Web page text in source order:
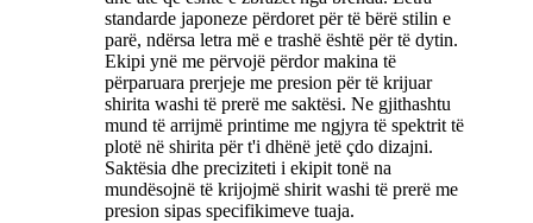
standarde japoneze përdoret për të bërë stilin e
parë, ndërsa letra më e trashë është për të dytin.
Ekipi ynë me përvojë përdor makina të
përparuara prerjeje me presion për të krijuar
shirita washi të prerë me saktësi. Ne gjithashtu
mund të arrijmë printime me ngjyra të spektrit të
plotë në shirita për t'i dhënë jetë çdo dizajni.
Saktësia dhe preciziteti i ekipit tonë na
mundësojnë të krijojmë shirit washi të prerë me
presion sipas specifikimeve tuaja.